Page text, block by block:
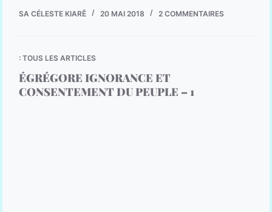
SA CÉLESTE KIARÊ 20 MAI 2018 2 COMMENTAIRES
: TOUS LES ARTICLES
ÉGRÉGORE IGNORANCE ET
CONSENTEMENT DU PEUPLE – 1